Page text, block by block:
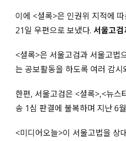
이에 <셜록>은 인권위 지적에
21일 우편으로 보냈다. 서울고
<셜록>은 서울고검과 서울고법
는 공보활동을 하도록 여러 감
한편, 서울고검은 <셜록>,<뉴스
송 1심 판결에 불복하며 지난 6
<미디어오늘>이 서울고법을 상